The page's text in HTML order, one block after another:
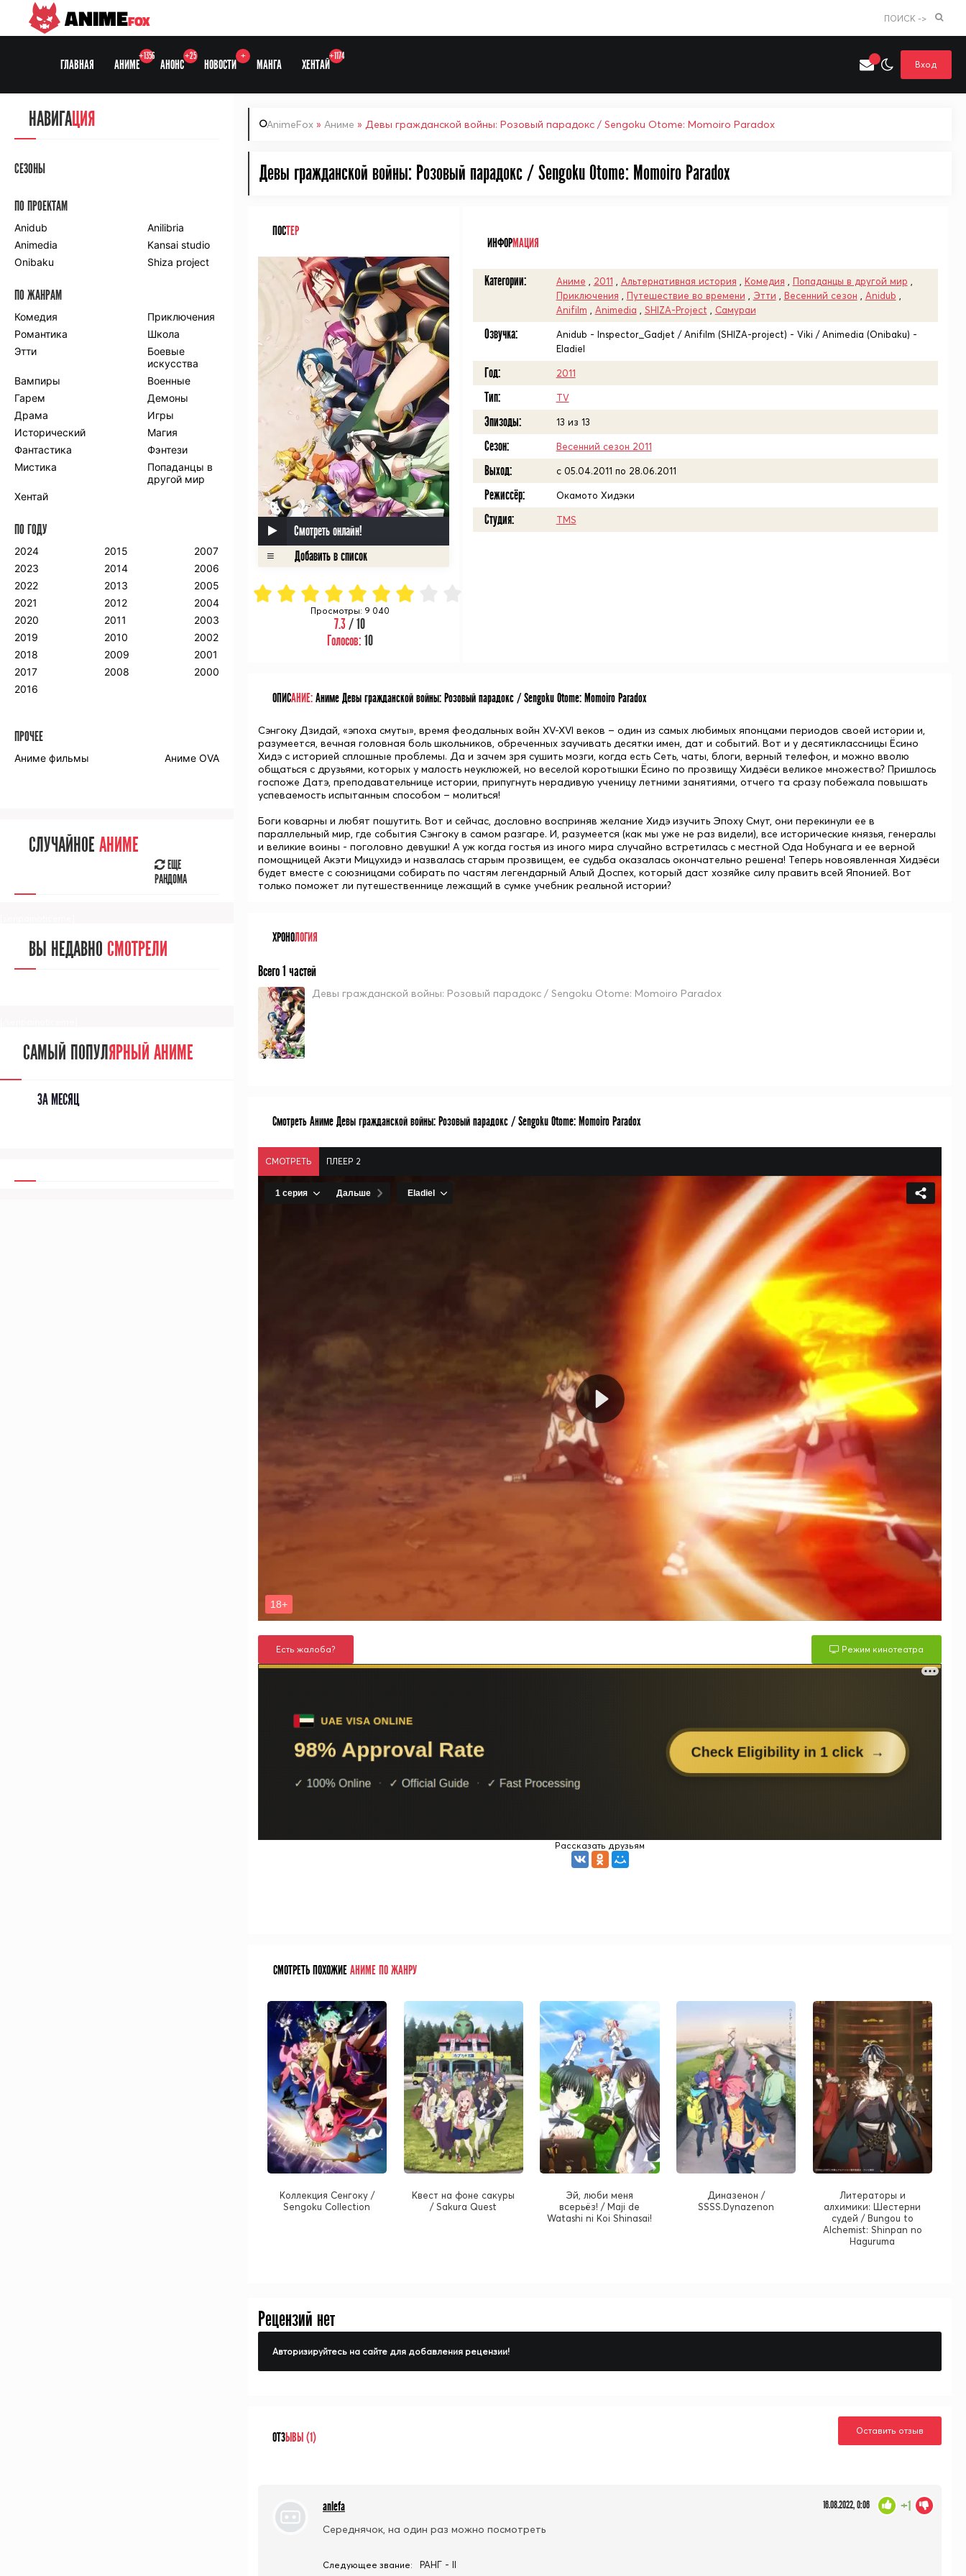
Искать только в категории
Выберите одну категорию для поиска
ANIMEFOX ПОИСК ->
ГЛАВНАЯ АНИМЕ
+1356
АНОНС
+25
НОВОСТИ
+
МАНГА ХЕНТАЙ
+1174
Вход
AnimeFox » Аниме » Девы гражданской войны: Розовый парадокс / Sengoku Otome: Momoiro Paradox
Девы гражданской войны: Розовый парадокс / Sengoku Otome: Momoiro Paradox
ПОСТЕР
Смотреть онлайн!
Просмотры: 9 040
7.3/ 10
Голосов: 10
ИНФОРМАЦИЯ
Категории: Аниме 2011 Альтернативная история Комедия Попаданцы в другой мир
Приключения
Путешествие во времени Этти Весенний сезон Anidub
Anifilm
Animedia SHIZA-Project Самураи
Озвучка:
Anidub - Inspector_Gadjet / Anifilm (SHIZA-project) - Viki / Animedia (Onibaku) -
Eladiel
Год: 2011
Тип: TV
Эпизоды: 13 из 13
Сезон: Весенний сезон 2011
Выход: c 05.04.2011 по 28.06.2011
Режиссёр: Окамото Хидэки
Студия: TMS
ОПИСАНИЕ:Аниме Девы гражданской войны: Розовый парадокс / Sengoku Otome: Momoiro Paradox
Сэнгоку Дзидай, «эпоха смуты», время феодальных войн XV-XVI веков – один из самых любимых японцами периодов своей истории и,
разумеется, вечная головная боль школьников, обреченных заучивать десятки имен, дат и событий. Вот и у десятиклассницы Ёсино
Хидэ с историей сплошные проблемы. Да и зачем зря сушить мозги, когда есть Сеть, чаты, блоги, верный телефон, и можно вволю
общаться с друзьями, которых у малость неуклюжей, но веселой коротышки Ёсино по прозвищу Хидэёси великое множество? Пришлось
госпоже Датэ, преподавательнице истории, припугнуть нерадивую ученицу летними занятиями, отчего та сразу побежала повышать
успеваемость испытанным способом – молиться!
Боги коварны и любят пошутить. Вот и сейчас, дословно восприняв желание Хидэ изучить Эпоху Смут, они перекинули ее в
параллельный мир, где события Сэнгоку в самом разгаре. И, разумеется (как мы уже не раз видели), все исторические князья, генералы
и великие воины - поголовно девушки! А уж когда гостья из иного мира случайно встретилась с местной Ода Нобунага и ее верной
помощницей Акэти Мицухидэ и назвалась старым прозвищем, ее судьба оказалась окончательно решена! Теперь новоявленная Хидэёси
будет вместе с союзницами собирать по частям легендарный Алый Доспех, который даст хозяйке силу править всей Японией. Вот
только поможет ли путешественнице лежащий в сумке учебник реальной истории?
ХРОНОЛОГИЯ
Всего 1 частей
Девы гражданской войны: Розовый парадокс / Sengoku Otome: Momoiro Paradox
Смотреть Аниме Девы гражданской войны: Розовый парадокс / Sengoku Otome: Momoiro Paradox
СМОТРЕТЬ ПЛЕЕР 2
Есть жалоба? Режим кинотеатра
Рассказать друзьям
СМОТРЕТЬ ПОХОЖИЕАНИМЕ ПО ЖАНРУ
Коллекция Сенгоку /
Sengoku Collection
Квест на фоне сакуры
/ Sakura Quest
Эй, люби меня
всерьёз! / Maji de
Watashi ni Koi Shinasai!
Диназенон /
SSSS.Dynazenon
Литераторы и
алхимики: Шестерни
судей / Bungou to
Alchemist: Shinpan no
Haguruma
Рецензий нет
Авторизируйтесь на сайте для добавления рецензии!
ОТЗЫВЫ (1) Оставить отзыв
anlefa 16.08.2022, 0:06
Середнячок, на один раз можно посмотреть
+1
Следующее звание: РАНГ - II
НАВИГАЦИЯ
СЕЗОНЫ
ПО ПРОЕКТАМ
Anidub
Anilibria
Animedia
Kansai studio
Onibaku
Shiza project
ПО ЖАНРАМ
Комедия
Приключения
Романтика
Школа
Этти
Боевые
искусства
Вампиры
Военные
Гарем
Демоны
Драма
Игры
Исторический
Магия
Фантастика
Фэнтези
Мистика
Попаданцы в
другой мир
Хентай
ПО ГОДУ
2024
2023
2022
2021
2020
2019
2018
2017
2016
2015
2014
2013
2012
2011
2010
2009
2008
2007
2006
2005
2004
2003
2002
2001
2000
ПРОЧЕЕ
Аниме фильмы Аниме OVA
СЛУЧАЙНОЕ АНИМЕ
ЕЩЕ
РАНДОМА
ВЫ НЕДАВНО СМОТРЕЛИ
САМЫЙ ПОПУЛЯРНЫЙ АНИМЕ
ЗА МЕСЯЦ